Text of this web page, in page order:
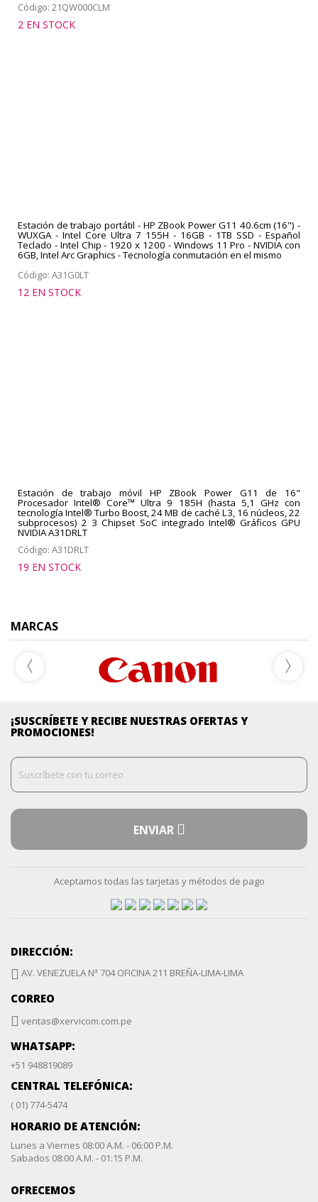
Código: 21QW000CLM
2 EN STOCK
Estación de trabajo portátil - HP ZBook Power G11 40.6cm (16") -
WUXGA - Intel Core Ultra 7 155H - 16GB - 1TB SSD - Español
Teclado - Intel Chip - 1920 x 1200 - Windows 11 Pro - NVIDIA con
6GB, Intel Arc Graphics - Tecnología conmutación en el mismo
Código: A31G0LT
12 EN STOCK
Estación de trabajo móvil HP ZBook Power G11 de 16"
Procesador Intel® Core™ Ultra 9 185H (hasta 5,1 GHz con
tecnología Intel® Turbo Boost, 24 MB de caché L3, 16 núcleos, 22
subprocesos) 2 3 Chipset SoC integrado Intel® Gráficos GPU
NVIDIA A31DRLT
Código: A31DRLT
19 EN STOCK
MARCAS
¡SUSCRÍBETE Y RECIBE NUESTRAS OFERTAS Y
PROMOCIONES!
ENVIAR
Aceptamos todas las tarjetas y métodos de pago
DIRECCIÓN:
AV. VENEZUELA Nª 704 OFICINA 211 BREÑA-LIMA-LIMA
CORREO
ventas@xervicom.com.pe
WHATSAPP:
+51 948819089
CENTRAL TELEFÓNICA:
( 01) 774-5474
HORARIO DE ATENCIÓN:
Lunes a Viernes 08:00 A.M. - 06:00 P.M.
Sabados 08:00 A.M. - 01:15 P.M.
OFRECEMOS